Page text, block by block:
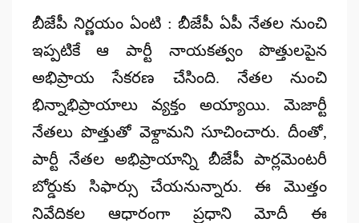
బీజేపీ నిర్ణయం ఏంటి : బీజేపీ ఏపీ నేతల నుంచి
ఇప్పటికే ఆ పార్టీ నాయకత్వం పొత్తులపైన
అభిప్రాయ సేకరణ చేసింది. నేతల నుంచి
భిన్నాభిప్రాయాలు వ్యక్తం అయ్యాయి. మెజార్టీ
నేతలు పొత్తుతో వెళ్దామని సూచించారు. దీంతో,
పార్టీ నేతల అభిప్రాయాన్ని బీజేపీ పార్లమెంటరీ
బోర్డుకు సిఫార్సు చేయనున్నారు. ఈ మొత్తం
నివేదికల ఆధారంగా ప్రధాని మోదీ ఈ